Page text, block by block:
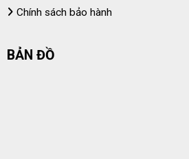
Chính sách bảo hành
BẢN ĐỒ